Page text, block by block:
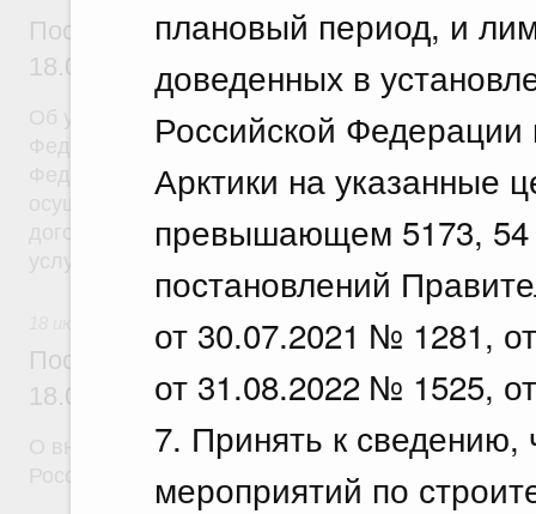
плановый период, и
доведенных в
Российской
Арктики на указанные
превышающем 5173, 54
постановлений
от 30.07.2021 № 1281,
от 31.08.2022 № 1525,
7. Принять к
мероприятий по
Постановление Правительства
18.07.2026 г. № 908
Об утверждении Правил уведомления частным
Федеральной службы войск национальной
Федерации (территориального органа),
осуществление частной детективной
договора на оказание сыскных услуг и об
Постановление Правительства
18.07.2026 г. № 910
О внесении изменений в некоторые акты